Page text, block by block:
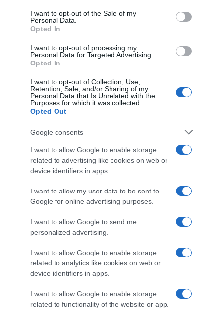
consent section.
I want to opt-out of the Sale of my
Personal Data.
Opted In
I want to opt-out of processing my
Personal Data for Targeted Advertising.
Opted In
I want to opt-out of Collection, Use,
Retention, Sale, and/or Sharing of my
Personal Data that Is Unrelated with the
Purposes for which it was collected.
Opted Out
Google consents
I want to allow Google to enable storage
related to advertising like cookies on web or
device identifiers in apps.
I want to allow my user data to be sent to
Google for online advertising purposes.
I want to allow Google to send me
personalized advertising.
I want to allow Google to enable storage
related to analytics like cookies on web or
device identifiers in apps.
I want to allow Google to enable storage
related to functionality of the website or app.
Continua a leggere
NEWS
CSI Bergamo: Tra Corsi, Eventi e Protezione dei Dati
Personali
NEWS